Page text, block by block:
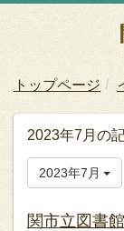
トップページ
2023年7月の
2023年7月
関市立図書